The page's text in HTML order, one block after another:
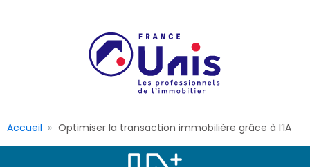
Accueil Optimiser la transaction immobilière grâce à l’IA